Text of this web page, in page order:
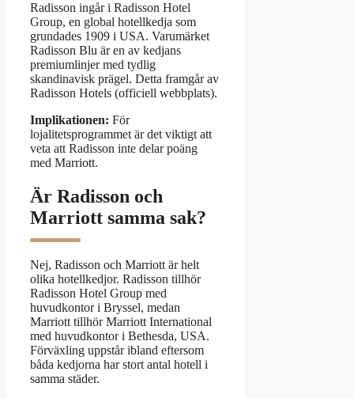
Radisson ingår i Radisson Hotel
Group, en global hotellkedja som
grundades 1909 i USA. Varumärket
Radisson Blu är en av kedjans
premiumlinjer med tydlig
skandinavisk prägel. Detta framgår av
Radisson Hotels (officiell webbplats).
Implikationen: För
lojalitetsprogrammet är det viktigt att
veta att Radisson inte delar poäng
med Marriott.
Är Radisson och
Marriott samma sak?
Nej, Radisson och Marriott är helt
olika hotellkedjor. Radisson tillhör
Radisson Hotel Group med
huvudkontor i Bryssel, medan
Marriott tillhör Marriott International
med huvudkontor i Bethesda, USA.
Förväxling uppstår ibland eftersom
båda kedjorna har stort antal hotell i
samma städer.